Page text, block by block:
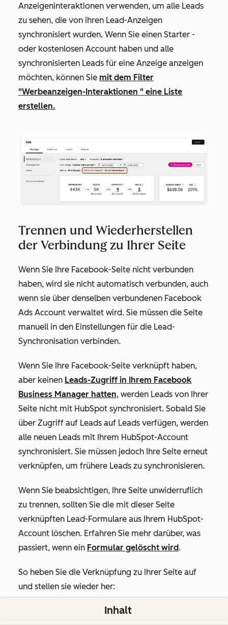
Anzeigeninteraktionen verwenden, um alle Leads
zu sehen, die von ihren Lead-Anzeigen
synchronisiert wurden. Wenn Sie einen Starter -
oder kostenlosen Account haben und alle
synchronisierten Leads für eine Anzeige anzeigen
möchten, können Sie mit dem Filter
"Werbeanzeigen-Interaktionen " eine Liste
erstellen.
Trennen und Wiederherstellen
der Verbindung zu Ihrer Seite
Wenn Sie Ihre Facebook-Seite nicht verbunden
haben, wird sie nicht automatisch verbunden, auch
wenn sie über denselben verbundenen Facebook
Ads Account verwaltet wird. Sie müssen die Seite
manuell in den Einstellungen für die Lead-
Synchronisation verbinden.
Wenn Sie Ihre Facebook-Seite verknüpft haben,
aber keinen Leads-Zugriff in Ihrem Facebook
Business Manager hatten, werden Leads von Ihrer
Seite nicht mit HubSpot synchronisiert. Sobald Sie
über Zugriff auf Leads auf Leads verfügen, werden
alle neuen Leads mit Ihrem HubSpot-Account
synchronisiert. Sie müssen jedoch Ihre Seite erneut
verknüpfen, um frühere Leads zu synchronisieren.
Wenn Sie beabsichtigen, Ihre Seite unwiderruflich
zu trennen, sollten Sie die mit dieser Seite
verknüpften Lead-Formulare aus Ihrem HubSpot-
Account löschen. Erfahren Sie mehr darüber, was
passiert, wenn ein Formular gelöscht wird.
So heben Sie die Verknüpfung zu Ihrer Seite auf
und stellen sie wieder her:
Klicken Sie in Ihrem HubSpot-Account in der
Inhalt